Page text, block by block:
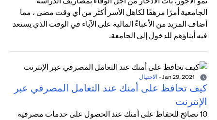
الجامعية أمرًا مرهقًا لكاهل الأسر أكثر من أي وقت مضى ، مما
أضاف المزيد من الأعباءً المالية على الآباء في الوقت الذي يستعد
فيه أبناؤهم للدخول إلى الجامعة.
- الاحتيال
كيف تحافظ على أمنك عند التعامل المصرفي عبر
الإنترنت
10 نصائح للحفاظ على أمنك عند الحصول على خدمات مصرفية